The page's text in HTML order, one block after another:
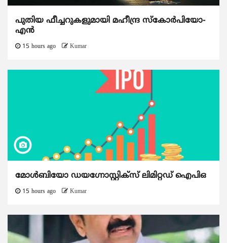
പുതിയ ഫീച്ചറുകളുമായി മഹീന്ദ്ര സ്കോർപിയോ-
എൻ
15 hours ago Kumar
മോൾബിയോ ഡയഗ്നോസ്റ്റിക്സ് ലിമിറ്റഡ് ഐപിഒ
15 hours ago Kumar